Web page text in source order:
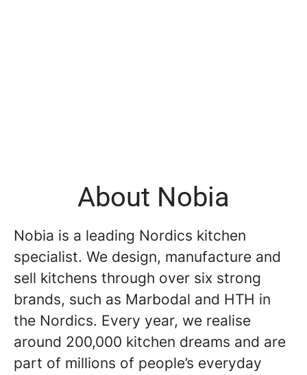
About Nobia
Nobia is a leading Nordics kitchen
specialist. We design, manufacture and
sell kitchens through over six strong
brands, such as Marbodal and HTH in
the Nordics. Every year, we realise
around 200,000 kitchen dreams and are
part of millions of people’s everyday